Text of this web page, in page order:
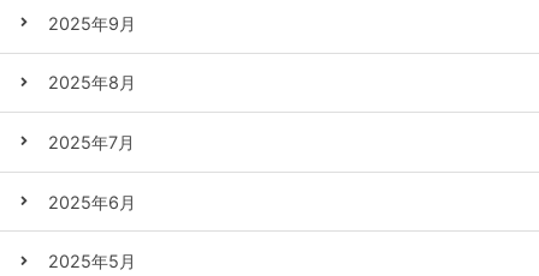
2025年9月
2025年8月
2025年7月
2025年6月
2025年5月